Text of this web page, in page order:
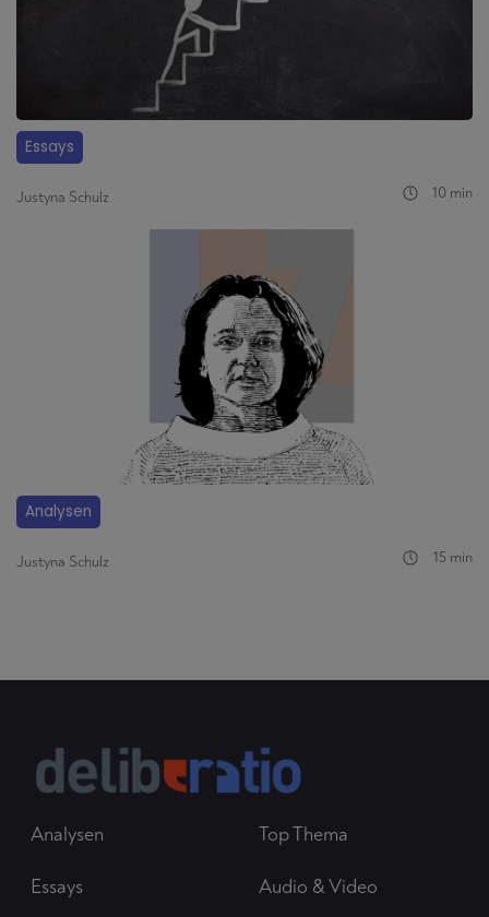
Essays
Justyna Schulz 10 min
Analysen
Justyna Schulz 15 min
Analysen
Essays
Top Thema
Audio & Video